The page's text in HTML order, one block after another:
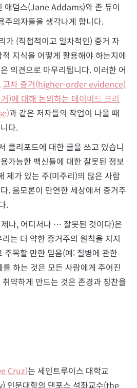
애덤스(Jane Addams)와 존 듀이
의자들을 생각나게 합니다.
가 (직접적이고 일차적인) 증거 자
지식을 어떻게 활용해야 하는지에
의견으로 마무리됩니다. 이러한 어
고차 증거(higher-order evidence)
)에 대해 논의하는 데이비드 크리
과 같은 저자들의 작업이 나올 때
다.
클리포드에 대한 글을 쓰고 있습니
가능한 백신들에 대한 잘못된 정보
제가 있는 주(미주리)의 많은 사람
. 음모론이 만연한 세상에서 증거주
.
나, 어디서나 … 잘못된 것이다)은
는 더 약한 증거주의 원칙을 지지
주목할 만한 믿음(예: 질병에 관한
하는 것은 모든 사람에게 주어진
약하게 만드는 것은 존경과 칭찬을
Cruz)는 세인트루이스 대학교
문대학의 댄포스 석좌교수(the